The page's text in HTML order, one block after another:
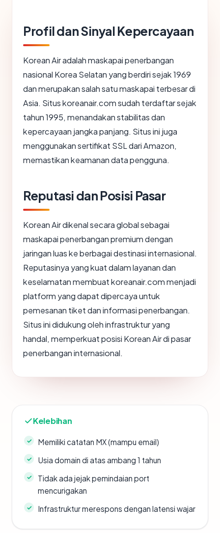
Profil dan Sinyal Kepercayaan
Korean Air adalah maskapai penerbangan
nasional Korea Selatan yang berdiri sejak 1969
dan merupakan salah satu maskapai terbesar di
Asia. Situs koreanair.com sudah terdaftar sejak
tahun 1995, menandakan stabilitas dan
kepercayaan jangka panjang. Situs ini juga
menggunakan sertifikat SSL dari Amazon,
memastikan keamanan data pengguna.
Reputasi dan Posisi Pasar
Korean Air dikenal secara global sebagai
maskapai penerbangan premium dengan
jaringan luas ke berbagai destinasi internasional.
Reputasinya yang kuat dalam layanan dan
keselamatan membuat koreanair.com menjadi
platform yang dapat dipercaya untuk
pemesanan tiket dan informasi penerbangan.
Situs ini didukung oleh infrastruktur yang
handal, memperkuat posisi Korean Air di pasar
penerbangan internasional.
Kelebihan
Memiliki catatan MX (mampu email)
Usia domain di atas ambang 1 tahun
Tidak ada jejak pemindaian port
mencurigakan
Infrastruktur merespons dengan latensi wajar